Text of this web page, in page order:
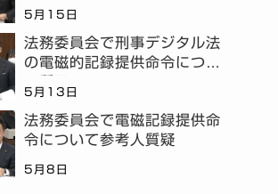
5月15日
法務委員会で刑事デジタル法
の電磁的記録提供命令につい
5月13日
法務委員会で電磁記録提供命
令について参考人質疑
5月8日